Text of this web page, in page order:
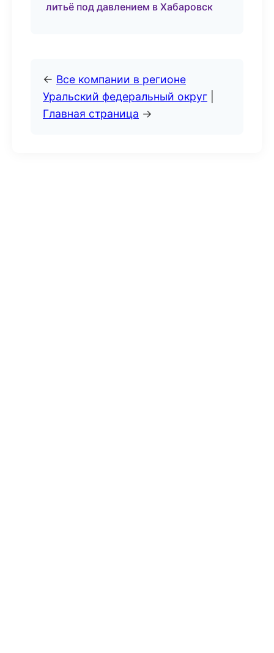
литьё под давлением в Хабаровск
← Все компании в регионе
Уральский федеральный округ
Главная страница →